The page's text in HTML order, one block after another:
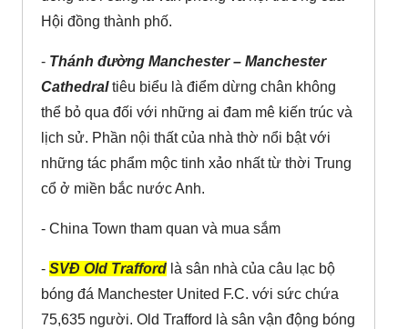
Hội đồng thành phố.
- Thánh đường Manchester – Manchester
Cathedraltiêu biểu là điểm dừng chân không
thể bỏ qua đối với những ai đam mê kiến trúc và
lịch sử. Phần nội thất của nhà thờ nổi bật với
những tác phẩm mộc tinh xảo nhất từ thời Trung
cổ ở miền bắc nước Anh.
- China Town tham quan và mua sắm
- SVĐ Old Trafford là sân nhà của câu lạc bộ
bóng đá Manchester United F.C. với sức chứa
75,635 người. Old Trafford là sân vận động bóng